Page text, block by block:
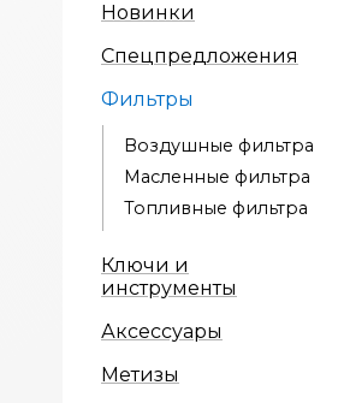
Новинки
Спецпредложения
Фильтры
Воздушные фильтра
Масленные фильтра
Топливные фильтра
Ключи и
инструменты
Аксессуары
Метизы